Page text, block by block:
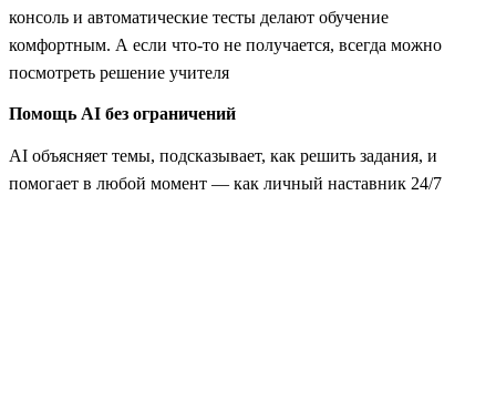
консоль и автоматические тесты делают обучение
комфортным. А если что-то не получается, всегда можно
посмотреть решение учителя
Помощь AI без ограничений
AI объясняет темы, подсказывает, как решить задания, и
помогает в любой момент — как личный наставник 24/7